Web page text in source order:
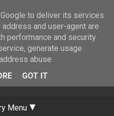
Menu
to deliver its services
and user-agent are
performance and security
generate usage
abuse.
GOT IT